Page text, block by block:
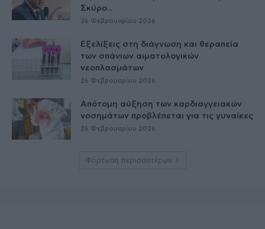
Σκύρο...
26 Φεβρουαρίου 2026
Εξελίξεις στη διάγνωση και θεραπεία
των σπάνιων αιματολογικών
νεοπλασμάτων
26 Φεβρουαρίου 2026
Απότομη αύξηση των καρδιαγγειακών
νοσημάτων προβλέπεται για τις γυναίκες
26 Φεβρουαρίου 2026
Φόρτωση περισσοτέρων